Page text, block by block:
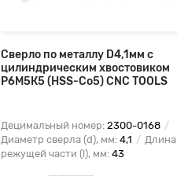
Сверло по металлу D4,1мм с
цилиндрическим хвостовиком
Р6М5К5 (HSS-Co5) CNC TOOLS
Децимальный номер: 2300-0168
Диаметр сверла (d), мм: 4,1
Длина
режущей части (l), мм: 43